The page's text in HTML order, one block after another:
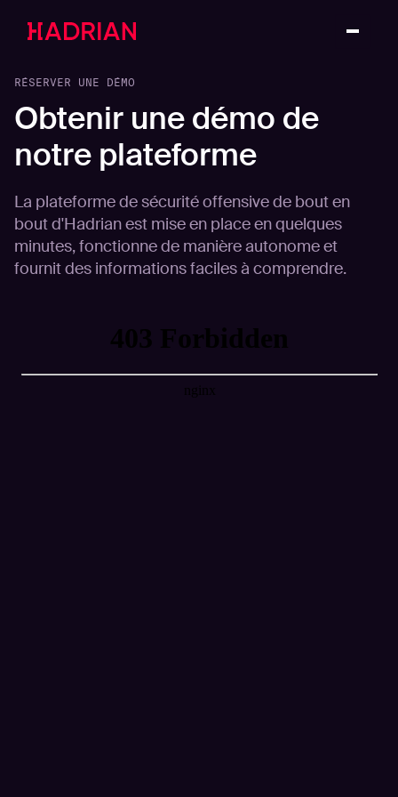
RÉSERVER UNE DÉMO
Obtenir une démo de
notre plateforme
La plateforme de sécurité offensive de bout en
bout d'Hadrian est mise en place en quelques
minutes, fonctionne de manière autonome et
fournit des informations faciles à comprendre.